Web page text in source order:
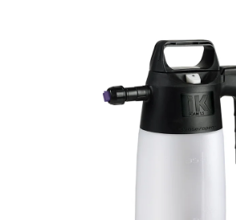
NOVINKY V SORTIMENTE